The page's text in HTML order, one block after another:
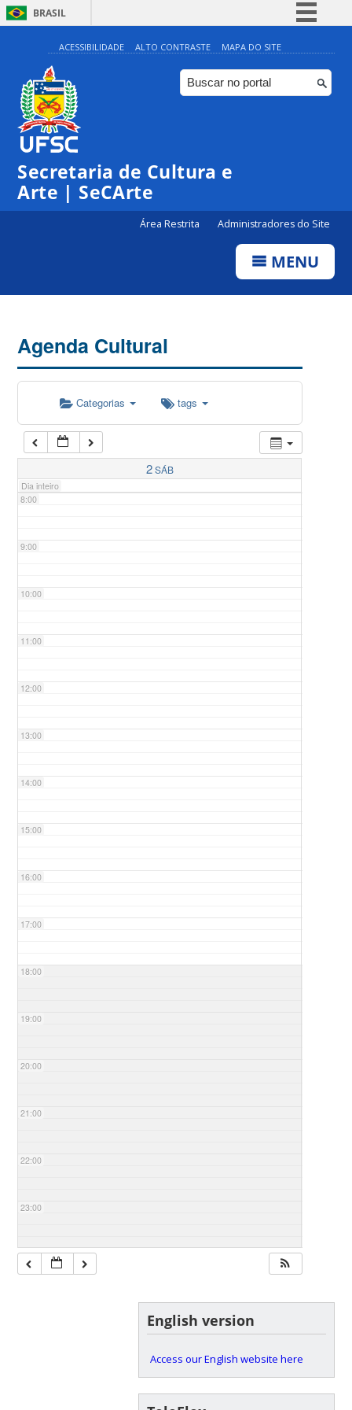
BRASIL
Simplifique!
Comunica BR
Participe
ACESSIBILIDADE ALTO CONTRASTE MAPA DO SITE
Secretaria de Cultura e
Arte | SeCArte
Área Restrita Administradores do Site
MENU
Agenda Cultural
Categorias tags
2SÁB
Dia inteiro
0:00
1:00
5:00
7:00
8:00
9:00
10:00
11:00
12:00
13:00
14:00
15:00
16:00
17:00
18:00
19:00
20:00
21:00
22:00
23:00
English version
Access our English website here